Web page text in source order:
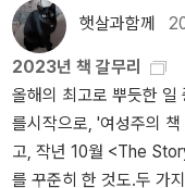
미니스트 심리학자 진 베
영향력을 가지게 되었다
많은 사람들을 도울 수
어난다”고 밝혔다. “그
의 선두 주자들이 변화
페미니즘 탓이야.여성의
이 작가 책들 재밌는 것
렇게 많이 샀고,예외: 읽
처음으로 등장한 예외 적
전에 읽었고 아주 좋았는
난 육아를 회사에서 배웠
첫째 학교 갈 때 다시 읽
했다. 그 결과 잠도 많이
러 가지를 많이 놓아버리
페이드 포>. 성매매에 대
이라고 생각하게 되었다.
쓰는 사람이 써야 사람들
'미괴오똑'은 다시 살펴
사회 라고 해야할 것 같
햇살과함께
2023년 책 갈무리
올해의 최고로 뿌듯한 일
를시작으로, '여성주의
고, 작년 10월 <The
를 꾸준히 한 것도.두 가